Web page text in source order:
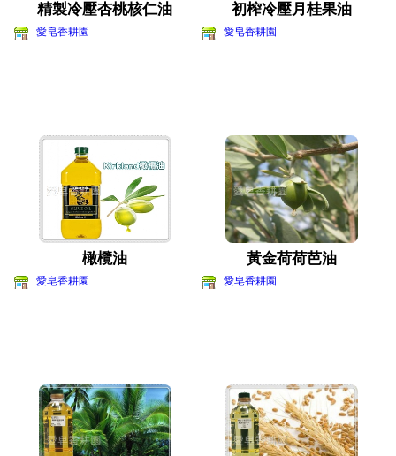
精製冷壓杏桃核仁油
愛皂香耕園
初榨冷壓月桂果油
愛皂香耕園
橄欖油
愛皂香耕園
黃金荷荷芭油
愛皂香耕園